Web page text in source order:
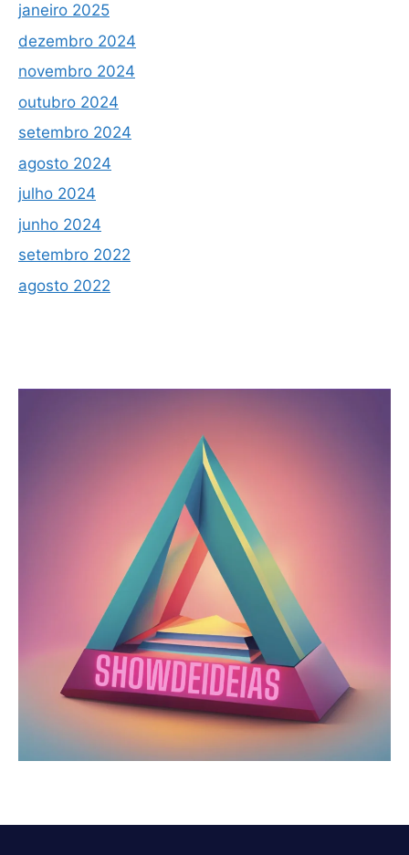
janeiro 2025
dezembro 2024
novembro 2024
outubro 2024
setembro 2024
agosto 2024
julho 2024
junho 2024
setembro 2022
agosto 2022